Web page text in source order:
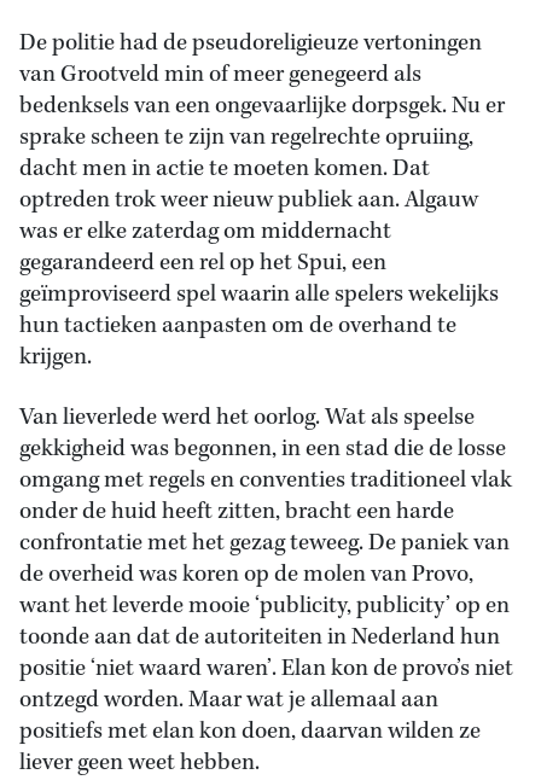
De politie had de pseudoreligieuze vertoningen
van Grootveld min of meer genegeerd als
bedenksels van een ongevaarlijke dorpsgek. Nu er
sprake scheen te zijn van regelrechte opruiing,
dacht men in actie te moeten komen. Dat
optreden trok weer nieuw publiek aan. Algauw
was er elke zaterdag om middernacht
gegarandeerd een rel op het Spui, een
geïmproviseerd spel waarin alle spelers wekelijks
hun tactieken aanpasten om de overhand te
krijgen.
Van lieverlede werd het oorlog. Wat als speelse
gekkigheid was begonnen, in een stad die de losse
omgang met regels en conventies traditioneel vlak
onder de huid heeft zitten, bracht een harde
confrontatie met het gezag teweeg. De paniek van
de overheid was koren op de molen van Provo,
want het leverde mooie ‘publicity, publicity’ op en
toonde aan dat de autoriteiten in Nederland hun
positie ‘niet waard waren’. Elan kon de provo’s niet
ontzegd worden. Maar wat je allemaal aan
positiefs met elan kon doen, daarvan wilden ze
liever geen weet hebben.